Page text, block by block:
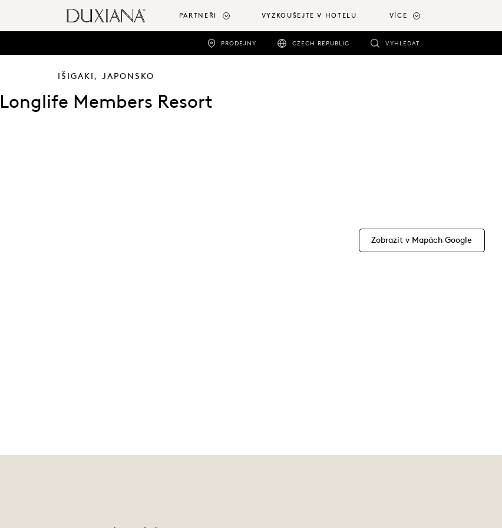
PARTNEŘI VYZKOUŠEJTE V HOTELU VÍCE
PRODEJNY CZECH REPUBLIC VYHLEDAT
IŠIGAKI, JAPONSKO
Longlife Members Resort
Zobrazit v Mapách Google